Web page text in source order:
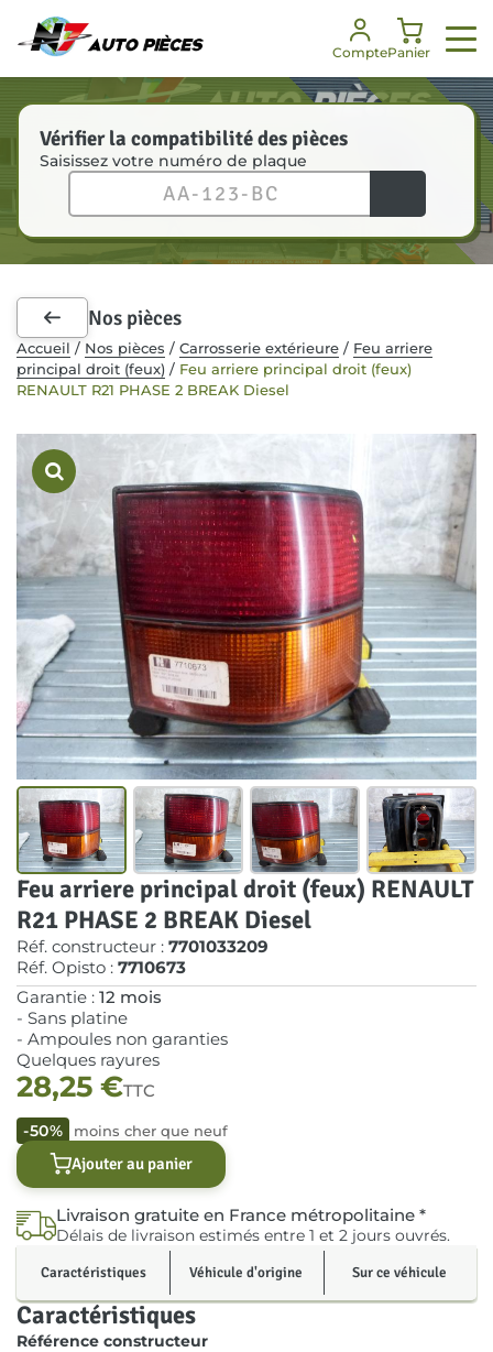
ComptePanier
Nos services
Enlèvement véhicules
Nos pièces
Toutes les pièces
Pièces carrosserie
Kit de démarrage
Accessoires intérieurs
Notre société
Notre histoire
Nos certifications
Notre équipe
RSE
Recrutement
Besoin d’aide ?
FAQ
Communiqués de presse
Vérifier la compatibilité des pièces
Saisissez votre numéro de plaque
Nos pièces
Accueil / Nos pièces / Carrosserie extérieure / Feu arriere
principal droit (feux) / Feu arriere principal droit (feux)
RENAULT R21 PHASE 2 BREAK Diesel
Feu arriere principal droit (feux) RENAULT
R21 PHASE 2 BREAK Diesel
Réf. constructeur : 7701033209
Réf. Opisto : 7710673
Garantie : 12 mois
- Sans platine
- Ampoules non garanties
Quelques rayures
28,25 €TTC
-50% moins cher que neuf
Ajouter au panier
Livraison gratuite en France métropolitaine *
Délais de livraison estimés entre 1 et 2 jours ouvrés.
Caractéristiques Véhicule d'origine Sur ce véhicule
Caractéristiques
Référence constructeur